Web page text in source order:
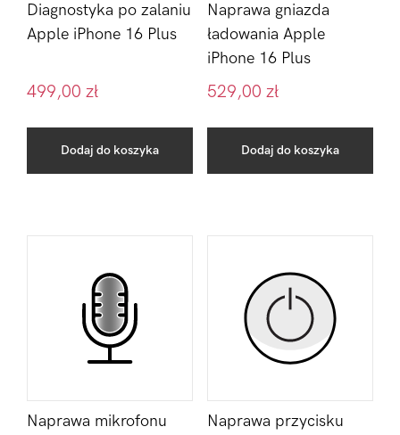
Diagnostyka po zalaniu
Apple iPhone 16 Plus
499,00 zł
Dodaj do koszyka
Naprawa gniazda
ładowania Apple
iPhone 16 Plus
529,00 zł
Dodaj do koszyka
Naprawa mikrofonu
Naprawa przycisku